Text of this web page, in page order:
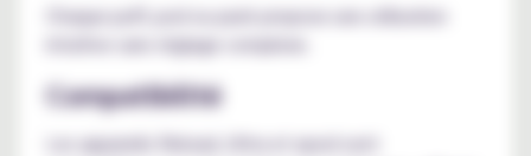
Chaque puff, pod ou pack propose une utilisation
intuitive sans réglage complexe.
Compatibilité
Les appareils Reload, Ultra et epod sont